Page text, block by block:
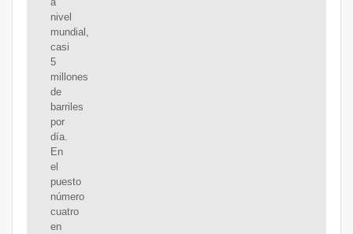
nivel
mundial,
casi
5
millones
de
barriles
por
día.
En
el
puesto
número
cuatro
en